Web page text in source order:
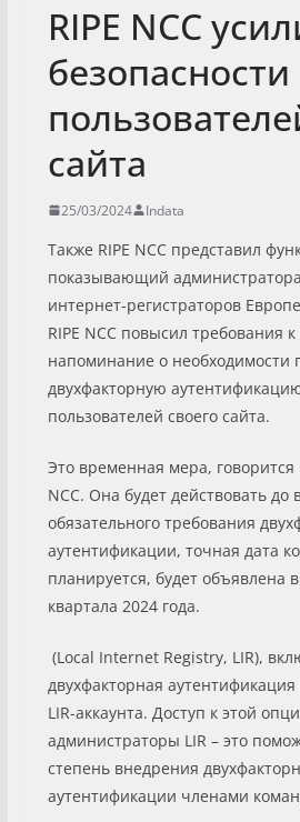
RIPE NCC
безопасности
сайта
25/03/2024 Indata
Также RIPE NCC представил
показывающий
интернет-регистраторов
RIPE NCC повысил требования
напоминание о необходимости
двухфакторную
пользователей своего сайта.
Это временная мера, говорится
NCC. Она будет действовать до
обязательного требования
аутентификации, точная дата
планируется, будет объявлена
квартала 2024 года.
(Local Internet Registry, LIR),
двухфакторная
LIR-аккаунта. Доступ к этой
администраторы LIR – это
степень внедрения
аутентификации членами